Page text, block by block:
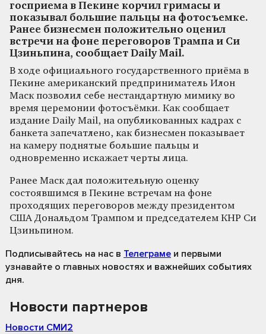
госприема в Пекине корчил гримасы и
показывал большие пальцы на фотосъемке.
Ранее бизнесмен положительно оценил
встречи на фоне переговоров Трампа и Си
Цзиньпина, сообщает Daily Mail.
В ходе официального государственного приёма в
Пекине американский предприниматель Илон
Маск позволил себе нестандартную мимику во
время церемонии фотосъёмки. Как сообщает
издание Daily Mail, на опубликованных кадрах с
банкета запечатлено, как бизнесмен показывает
на камеру поднятые большие пальцы и
одновременно искажает черты лица.
Ранее Маск дал положительную оценку
состоявшимся в Пекине встречам на фоне
проходящих переговоров между президентом
США Дональдом Трампом и председателем КНР Си
Цзиньпином.
Подписывайтесь на нас в Телеграме и первыми
узнавайте о главных новостях и важнейших событиях
дня.
Новости партнеров
Новости СМИ2